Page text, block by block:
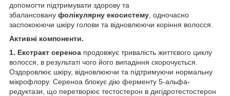
допомогти підтримувати здорову та
збалансовану фолікулярну екосистему , одночасно
заспокоюючи шкіру голови та відновлюючи коріння волосся.
Активні компоненти.
1. Екстракт сереноа продовжує тривалість життєвого циклу
волосся, в результаті чого його випадіння скорочується.
Оздоровлює шкіру, відновлюючи та підтримуючи нормальну
мікрофлору. Сереноа блокує дію ферменту 5-альфа-
редуктази, що перетворює тестостерон в дигідротестостерон